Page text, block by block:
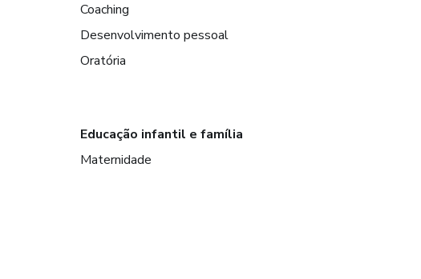
Coaching
Desenvolvimento pessoal
Oratória
Educação infantil e família
Maternidade